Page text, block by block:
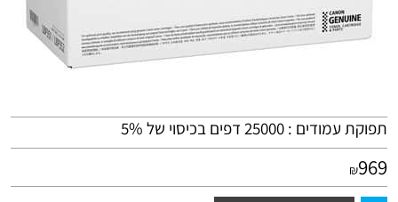
תפוקת עמודים : 25000 דפים בכיסוי של 5%
₪969